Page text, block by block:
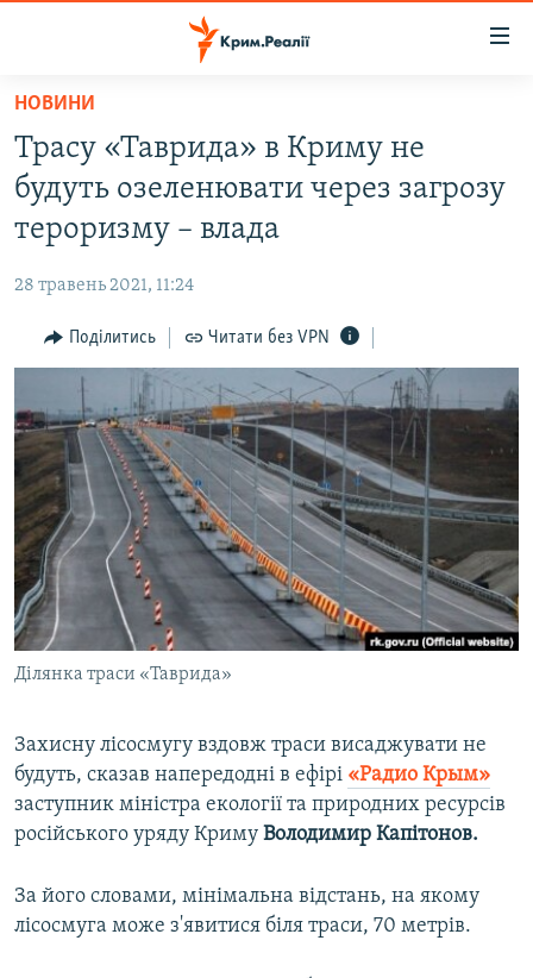
Перейти
основного
матеріалу
Перейти
до
основної
навігації
Перейти
до
ВОДА.КРИМ
ВІДЕО ТА ФОТО
БЛОГИ
ПОГЛЯД
ІНТЕРВ'Ю
ВСЕ ЗА ДЕНЬ
СПЕЦПРОЕКТИ
ДЕПОРТАЦІЯ
ВІДЕОУРОКИ «ELIFBE»
СВІДЧЕННЯ ОКУПАЦІЇ
УКРАЇНСЬКА ПРОБЛЕМА КРИМУ
ІНФОГРАФІКА
ЯК ОБІЙТИ БЛОКУВАННЯ
Русский
Qırımtatar
ДОЛУЧАЙСЯ!
Усі сайти RFE/RL
НОВИНИ
Трасу «Таврида» в Криму не
будуть озеленювати через загрозу
тероризму – влада
28 травень 2021, 11:24
Поділитись Читати без VPN
Ділянка траси «Таврида»
Захисну лісосмугу вздовж траси висаджувати не
будуть, сказав напередодні в ефірі «Радио Крым»
заступник міністра екології та природних ресурсів
російського уряду Криму Володимир Капітонов.
За його словами, мінімальна відстань, на якому
лісосмуга може з'явитися біля траси, 70 метрів.